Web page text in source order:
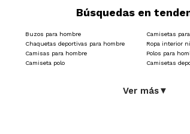
Búsquedas en
Buzos para hombre Camisetas
Chaquetas deportivas para hombre Ropa interior
Camisas para hombre Polos para
Camiseta polo Camisetas
Ver más▼